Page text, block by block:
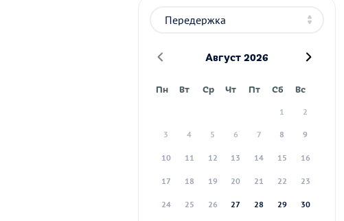
Август 2026
Пн Вт Ср Чт Пт Сб Вс
1 2
3 4 5 6 7 8 9
10 11 12 13 14 15 16
17 18 19 20 21 22 23
24 25 26 27 28 29 30